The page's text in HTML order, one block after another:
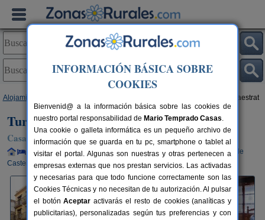
Alojamientos > Turimaestrat
Turimaestrat
Casa Rural en Sant Mateu (Castellón)
Alquiler completo y por habitaciones 24+10 plazas
66 km de
Castellón
INFORMACIÓN BÁSICA SOBRE
COOKIES
Bienvenid@ a la información básica sobre las cookies de
nuestro portal responsabilidad de Mario Temprado Casas.
Una cookie o galleta informática es un pequeño archivo de
información que se guarda en tu pc, smartphone o tablet al
visitar el portal. Algunas son nuestras y otras pertenecen a
empresas externas que nos prestan servicios. Las activadas
y necesarias para que todo funcione correctamente son las
Cookies Técnicas y no necesitan de tu autorización. Al pulsar
el botónAceptar activarás el resto de cookies (analíticas y
publicitarias), personalizadas según tus preferencias y con